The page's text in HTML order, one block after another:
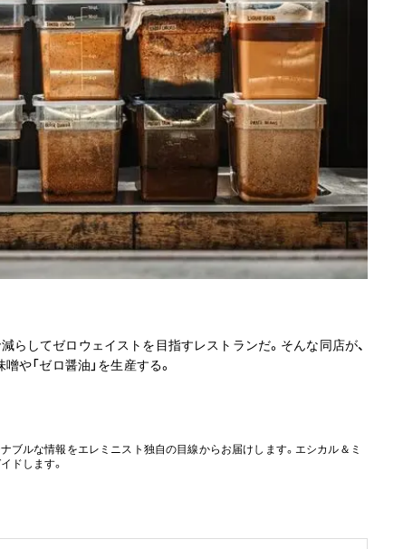
減らしてゼロウェイストを目指すレストランだ。そんな同店が、
や「ゼロ醤油」を生産する。
ブルな情報をエレミニスト独自の目線からお届けします。エシカル＆ミ
ドします。